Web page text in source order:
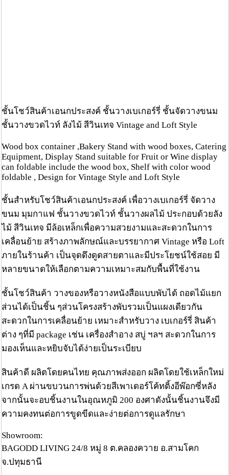
ชั้นโชว์สินค้าเอนกประสงค์ ชั้นวางเบเกอร์รี่ ชั้นจัดวางขนม
ชั้นวางขวดไวท์ ลังไม้ สีวินเทจ Vintage and Loft Style
Wood box container ,Bakery Stand with wood boxes, Catering
Equipment, Display Stand suitable for Fruit or Wine display
can foldable include the wood box, Shelf with color wood
foldable , Design for Vintage Style and Loft Style
ชั้นสำหรับโชว์สินค้าเอนกประสงค์ เพื่อวางเบเกอร์รี่ จัดวาง
ขนม มุมกาแฟ ชั้นวางขวดไวท์ ชั้นวางผลไม้ ประกอบด้วยลัง
ไม้ สีวินเทจ มีล้อเหล็กเพื่อความสวยงามและสะดวกในการ
เคลื่อนย้าย สร้างภาพลักษณ์และบรรยากาศ Vintage หรือ Loft
ภายในร้านค้า เป็นจุดดึงดูดสายตาและมีประโยชน์ใช้สอย มี
หลายขนาดให้เลือกตามความเหมาะสมกับพื้นที่ใช้งาน
ชั้นโชว์สินค้า วางของหรือวางหนังสือแบบพับได้ ถอดไม้แยก
ส่วนได้เป็นชิ้น ๆส่วนโครงสร้างพับรวมเป็นแผงเดียวกัน
สะดวกในการเคลื่อนย้าย เหมาะสำหรับวาง เบเกอร์รี่ สินค้า
ต่าง ๆที่มี package เช่น เครื่องสำอาง สบู่ ฯลฯ สะดวกในการ
มองเห็นและหยิบจับได้ง่ายเป็นระเบียบ
สินค้าดี ผลิตโดยคนไทย คุณภาพส่งออก ผลิตโดยใช้เหล็กใหม่
เกรด A ผ่านขบวนการพ่นด้วยสีเพาเดอร์โค้ทติ้งอีพ๊อกซี่หลัง
จากนั้นจะอบชิ้นงานในอุณหภูมิ 200 องศาดังนั้นชิ้นงานจึงมี
ความคงทนต่อการขูดขีดและง่ายต่อการดูแลรักษา
Showroom:
BAGODD LIVING 24/8 หมู่ 8 ต.คลองควาย อ.สามโคก
จ.ปทุมธานี